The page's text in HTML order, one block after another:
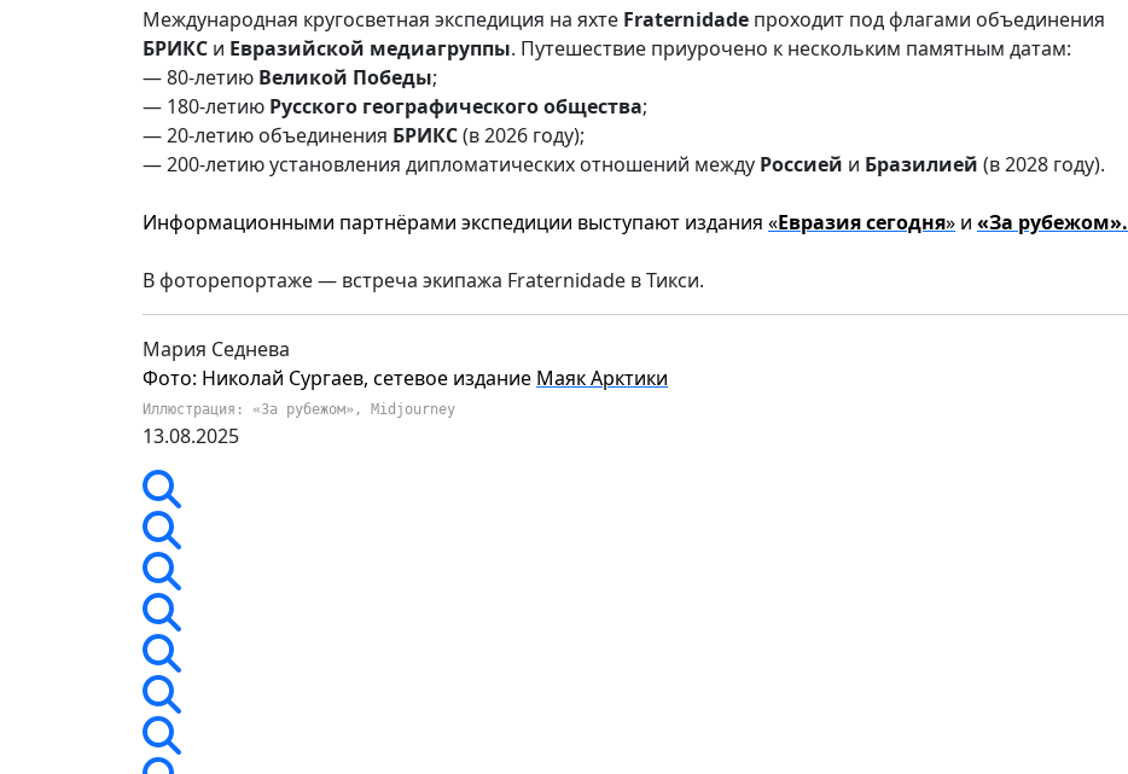
Международная кругосветная экспедиция на яхте Fraternidade проходит под флагами объединения
БРИКС и Евразийской медиагруппы. Путешествие приурочено к нескольким памятным датам:
— 80-летию Великой Победы;
— 180-летию Русского географическогообщества;
— 20-летию объединения БРИКС(в 2026 году);
— 200-летию установления дипломатических отношений между Россией и Бразилией (в 2028 году).
Информационными партнёрами экспедиции выступают издания «Евразиясегодня» и «За рубежом».
В фоторепортаже — встреча экипажа Fraternidade в Тикси.
Мария Седнева
Фото: Николай Сургаев, сетевое издание Маяк Арктики
Иллюстрация: «За рубежом», Midjourney
13.08.2025